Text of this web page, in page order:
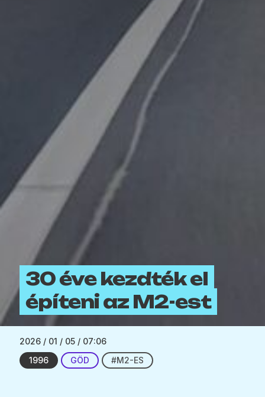
30 éve kezdték el
építeni az M2-est
2026 / 01 / 05 / 07:06
1996
GÖD #M2-ES